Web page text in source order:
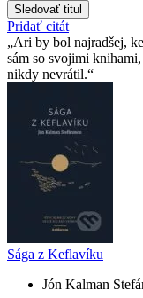
Sledovať titul
Pridať citát
Ari by bol najradšej,
sám so svojimi
nikdy nevrátil.
Sága z Keflavíku
Jón Kalman